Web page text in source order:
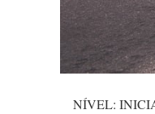
NÍVEL: